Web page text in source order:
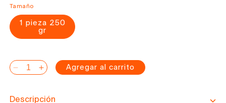
Tamaño
1 pieza 250
gr
Reducir
para
Aumentar
para
Agregar al carrito
Descripción